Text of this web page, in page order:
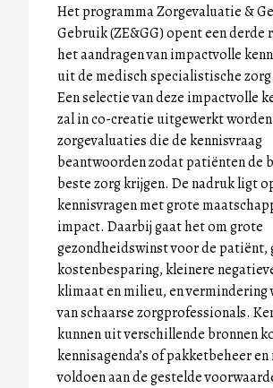
Het programma Zorgevaluatie &
Gebruik (ZE&GG) opent een derde
het aandragen van impactvolle
uit de medisch specialistische zorg.
Een selectie van deze impactvolle
zal in co-creatie uitgewerkt
zorgevaluaties die de kennisvraag
beantwoorden zodat patiënten de
beste zorg krijgen. De nadruk ligt
kennisvragen met grote
impact. Daarbij gaat het om grote
gezondheidswinst voor de patiënt,
kostenbesparing, kleinere
klimaat en milieu, en vermindering
van schaarse zorgprofessionals.
kunnen uit verschillende bronnen
kennisagenda’s of pakketbeheer
voldoen aan de gestelde